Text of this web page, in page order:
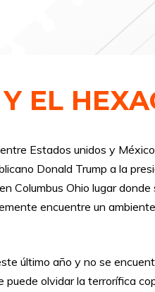
EL
Estados unidos y
Donald Trump a la
Columbus Ohio lugar
encuentre un
último año y no se
olvidar la terrorífica